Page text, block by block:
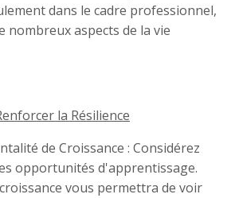
dans le cadre professionnel,
nombreux aspects de la vie
la Résilience
de Croissance : Considérez
opportunités d'apprentissage.
vous permettra de voir